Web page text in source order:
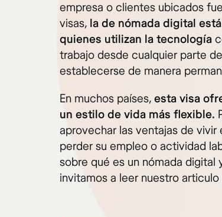
empresa o clientes ubicados
visas, la de nómada digital
quienes utilizan la tecnología
trabajo desde cualquier parte
establecerse de manera
En muchos países, esta visa
un estilo de vida más flexible.
aprovechar las ventajas de
perder su empleo o actividad
sobre qué es un nómada
invitamos a leer nuestro